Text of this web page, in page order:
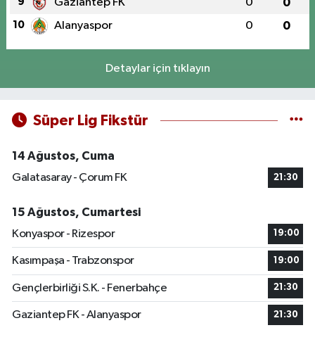
Gaziantep FK 0 0
10 Alanyaspor 0 0
Detaylar için tıklayın
Süper Lig Fikstür
14 Ağustos, Cuma
Galatasaray - Çorum FK
21:30
15 Ağustos, Cumartesi
Konyaspor - Rizespor
19:00
Kasımpaşa - Trabzonspor 19:00
Gençlerbirliği S.K. - Fenerbahçe 21:30
Gaziantep FK - Alanyaspor 21:30